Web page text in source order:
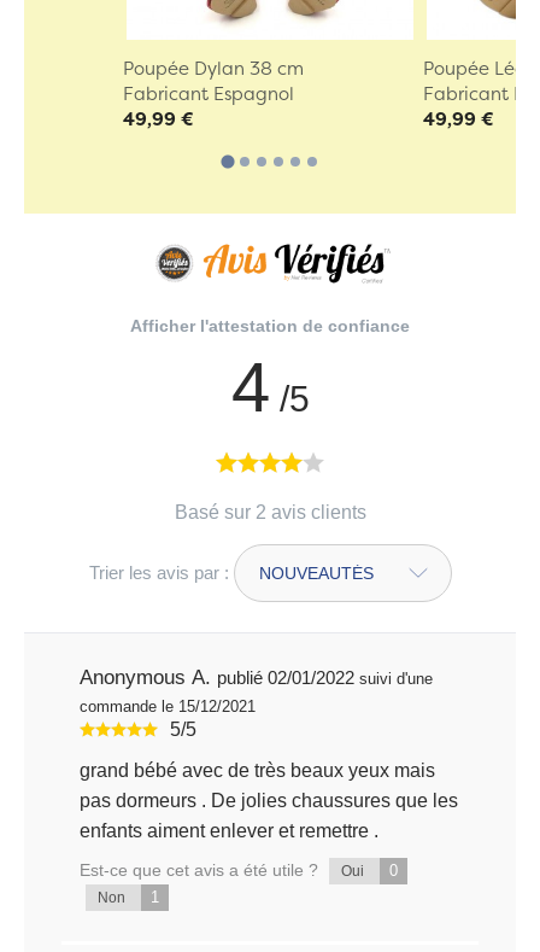
Poupée Dylan 38 cm
Fabricant Espagnol
49,99 €
Poupée Léo
Fabricant
49,99 €
Afficher l'attestation de confiance
4 /5
Basé sur 2 avis clients
Trier les avis par :
Anonymous A. publié 02/01/2022 suivi d'une
commande le 15/12/2021
5/5
grand bébé avec de très beaux yeux mais
pas dormeurs . De jolies chaussures que les
enfants aiment enlever et remettre .
Est-ce que cet avis a été utile ? Oui 0
Non 1